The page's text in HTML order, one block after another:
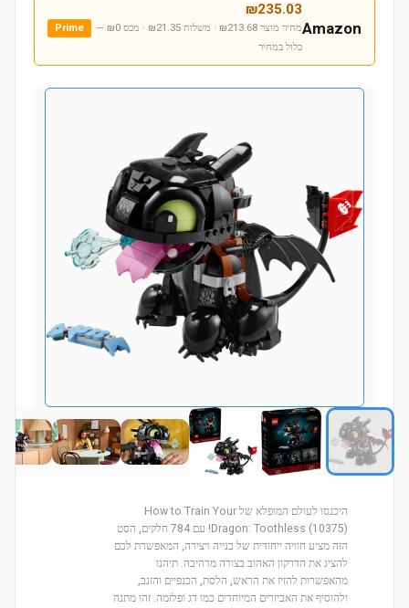
Amazon
₪235.03
מחיר מוצר ₪213.68 · משלוח ₪21.35 · מכס ₪0
—
כלול במחיר
Prime
היכנסו לעולם המופלא של How to Train Your
Dragon: Toothless (10375)! עם 784 חלקים, הסט
הזה מציע חוויה ייחודית של בנייה ויצירה, המאפשרת לכם
להציג את הדרקון האהוב בצורה מרהיבה. תיהנו
מהאפשרות להזיז את הראש, הלסת, הכנפיים והזנב,
ולהוסיף את האביזרים המיוחדים כמו דג ופלזמה. זהו מתנה